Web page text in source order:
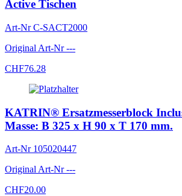
Active Tischen
Art-NrC-SACT2000
Original Art-Nr---
CHF76.28
KATRIN® Ersatzmesserblock
Masse: B 325 x H 90 x T 170 mm.
Art-Nr 105020447
Original Art-Nr---
CHF20.00